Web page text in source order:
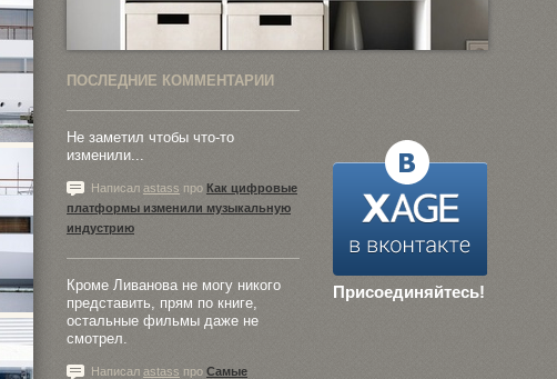
ПОСЛЕДНИЕ КОММЕНТАРИИ
Присоединяйтесь!
Не заметил чтобы что-то
изменили...
Написал astass про Как цифровые
платформы изменили музыкальную
индустрию
Кроме Ливанова не могу никого
представить, прям по книге,
остальные фильмы даже не
смотрел.
Написал astass про Самые